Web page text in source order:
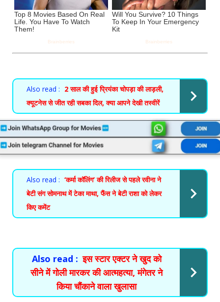
Also read : 2 साल की हुई प्रियंका चोपड़ा की लाड़ली,
क्यूटनेस से जीत रही सबका दिल, क्या आपने देखी तस्वीरें
Also read : ‘कर्मा कॉलिंग’ की रिलीज से पहले रवीना ने
बेटी संग सोमनाथ में टेका माथा, फैंस ने बेटी राशा को लेकर
किए कमेंट
Also read : इस स्टार एक्टर ने खुद को
सीने में गोली मारकर की आत्महत्या, मंगेतर ने
किया चौंकाने वाला खुलासा